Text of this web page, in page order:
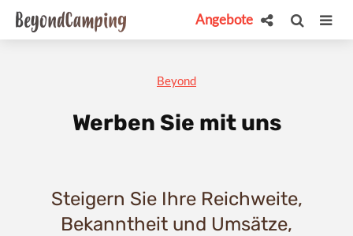
Angebote
Beyond
Werben Sie mit uns
Steigern Sie Ihre Reichweite,
Bekanntheit und Umsätze,